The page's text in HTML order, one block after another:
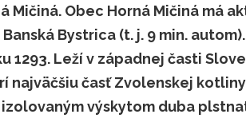
Mičiná. Obec Horná Mičiná má
Bystrica (t. j. 9 min.
1293. Leží v západnej časti
časť Zvolenskej
výskytom duba